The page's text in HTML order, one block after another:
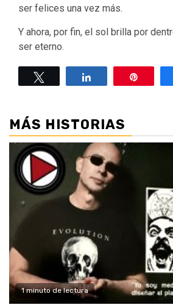
ser felices una vez más.
Y ahora, por fin, el sol brilla por
ser eterno.
Compartir
MÁS HISTORIAS
1 minuto de lectura